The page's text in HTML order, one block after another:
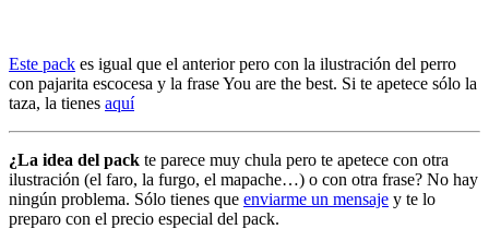
Este pack es igual que el anterior pero con la ilustración del perro
con pajarita escocesa y la frase You are the best. Si te apetece sólo la
taza, la tienes aquí
¿La idea del pack te parece muy chula pero te apetece con otra
ilustración (el faro, la furgo, el mapache…) o con otra frase? No hay
ningún problema. Sólo tienes que enviarme un mensaje y te lo
preparo con el precio especial del pack.